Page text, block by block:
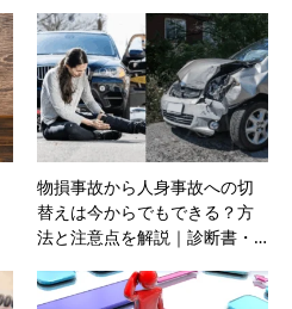
物損事故から人身事故への切
替えは今からでもできる？方
法と注意点を解説｜診断書・…